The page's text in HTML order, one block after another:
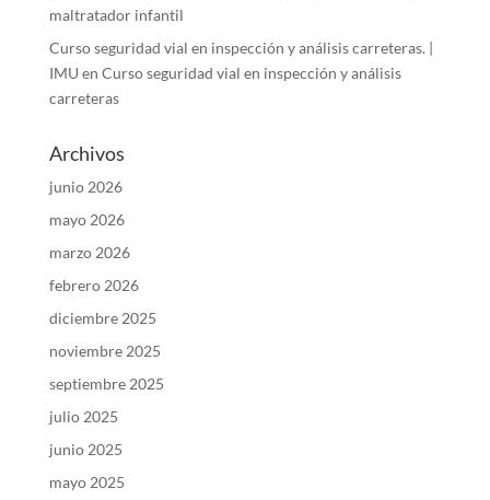
maltratador infantil
Curso seguridad vial en inspección y análisis carreteras. |
IMU en Curso seguridad vial en inspección y análisis
carreteras
Archivos
junio 2026
mayo 2026
marzo 2026
febrero 2026
diciembre 2025
noviembre 2025
septiembre 2025
julio 2025
junio 2025
mayo 2025